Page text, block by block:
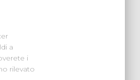
a
i
rilevato